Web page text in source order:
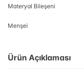
Materyal Bileşeni
Menşei
Ürün Açıklaması